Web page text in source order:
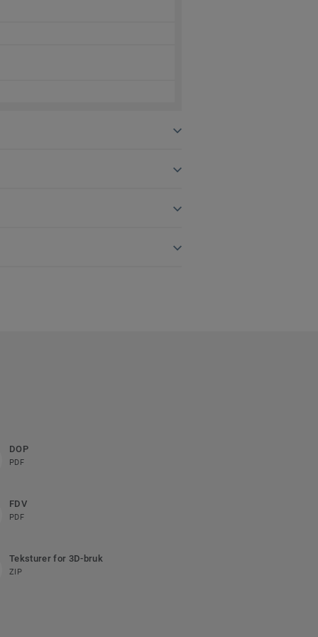
DOP
PDF
FDV
PDF
Teksturer for 3D-bruk
ZIP